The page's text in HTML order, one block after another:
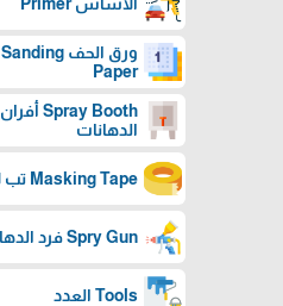
ورق الحف Sanding
Paper
Spray Booth أفران
الدهانات
Masking Tape تب لاصق
Spry Gun فرد الدهان
Tools العدد